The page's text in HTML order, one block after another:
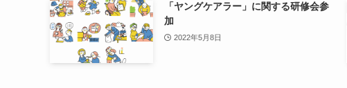
「ヤングケアラー」に関する研修会参
加
2022年5月8日